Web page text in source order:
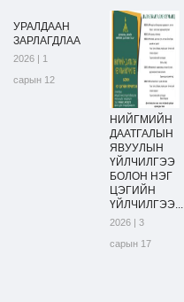
УРАЛДААН
ЗАРЛАГДЛАА
2026 | 1
сарын 12
НИЙГМИЙН
ДААТГАЛЫН
ЯВУУЛЫН
ҮЙЛЧИЛГЭЭ
БОЛОН НЭГ
ЦЭГИЙН
ҮЙЛЧИЛГЭЭ...
2026 | 3
сарын 17